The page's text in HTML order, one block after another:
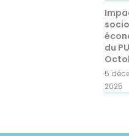
du
5
2025